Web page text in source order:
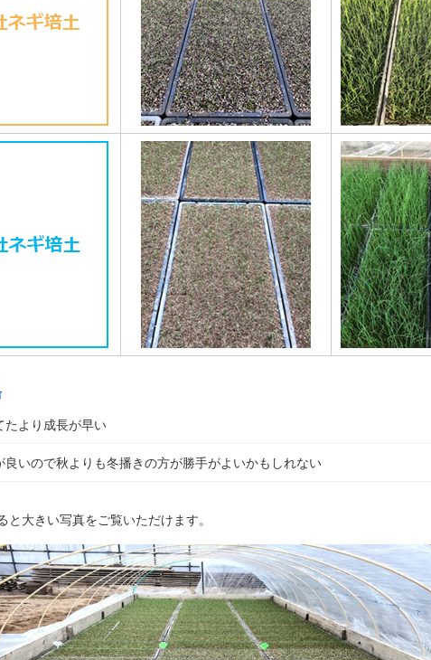
たより成長が早い
良いので秋よりも冬播きの方が勝手がよいかもしれない
と大きい写真をご覧いただけます。